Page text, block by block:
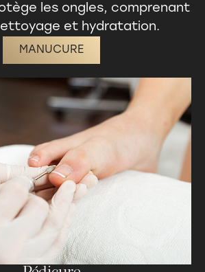
les ongles, comprenant
et hydratation.
MANUCURE